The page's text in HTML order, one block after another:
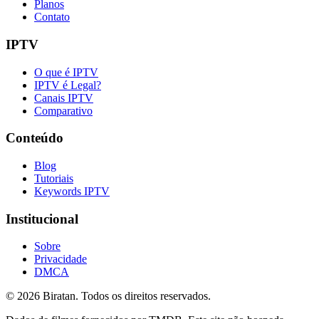
Planos
Contato
IPTV
O que é IPTV
IPTV é Legal?
Canais IPTV
Comparativo
Conteúdo
Blog
Tutoriais
Keywords IPTV
Institucional
Sobre
Privacidade
DMCA
© 2026 Biratan. Todos os direitos reservados.